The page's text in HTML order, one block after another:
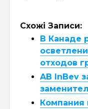
Схожі Записи:
В Канаде
отходов
AB InBev
Компания